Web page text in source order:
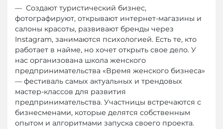
— Создают туристический бизнес,
фотографируют, открывают интернет-магазины и
салоны красоты, развивают бренды через
Instagram, занимаются психологией. Есть те, кто
работает в найме, но хочет открыть свое дело. У
нас организована школа женского
предпринимательства «Время женского бизнеса»
— фестиваль самых актуальных и трендовых
мастер-классов для развития
предпринимательства. Участницы встречаются с
бизнесменами, которые делятся собственным
опытом и алгоритмами запуска своего проекта.